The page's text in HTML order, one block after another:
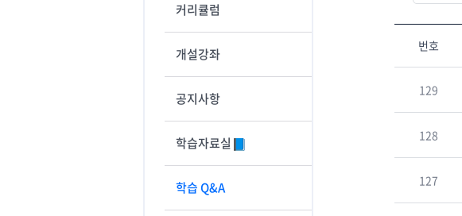
커리큘럼
개설강좌
공지사항
학습자료실
학습 Q&A
번호
129
128
127